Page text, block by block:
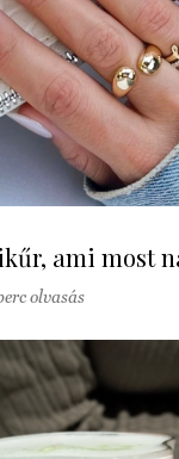
ami most
olvasás